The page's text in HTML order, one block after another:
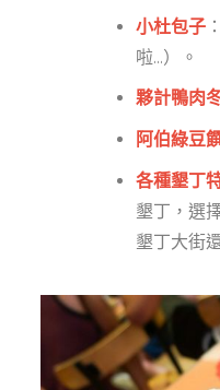
小杜包子
啦...）。
夥計鴨肉
阿伯綠豆
各種墾丁
墾丁，選
墾丁大街